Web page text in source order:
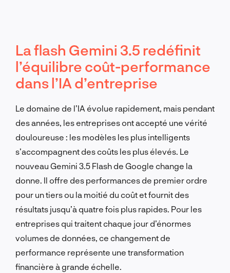
La flash Gemini 3.5 redéfinit
l’équilibre coût-performance
dans l’IA d’entreprise
Le domaine de l’IA évolue rapidement, mais pendant
des années, les entreprises ont accepté une vérité
douloureuse : les modèles les plus intelligents
s’accompagnent des coûts les plus élevés. Le
nouveau Gemini 3.5 Flash de Google change la
donne. Il offre des performances de premier ordre
pour un tiers ou la moitié du coût et fournit des
résultats jusqu’à quatre fois plus rapides. Pour les
entreprises qui traitent chaque jour d’énormes
volumes de données, ce changement de
performance représente une transformation
financière à grande échelle.